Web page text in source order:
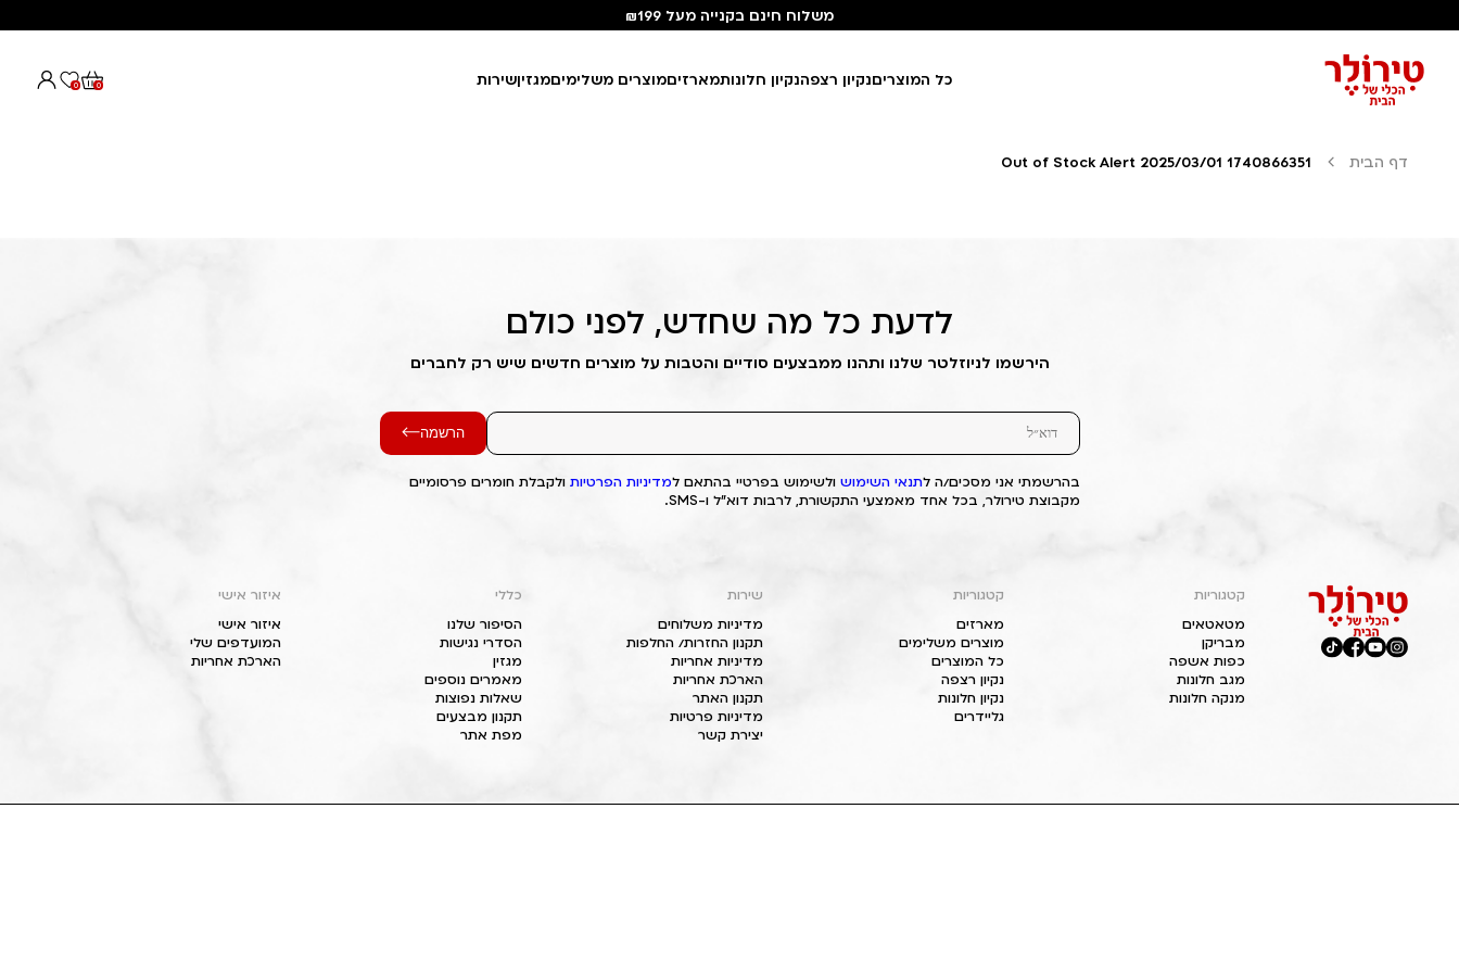
משלוח חינם בקנייה מעל ₪199
כל המוצריםנקיון רצפהנקיון חלונותמארזיםמוצרים משלימיםמגזיןשירות 0
0
דף הבית Out of Stock Alert 2025/03/01 1740866351
לדעת כל מה שחדש, לפני כולם
הירשמו לניוזלטר שלנו ותהנו ממבצעים סודיים והטבות על מוצרים חדשים שיש רק לחברים
הרשמה
בהרשמתי אני מסכים/ה לתנאי השימוש ולשימוש בפרטיי בהתאם למדיניות הפרטיות ולקבלת חומרים פרסומיים
מקבוצת טירולר, בכל אחד מאמצעי התקשורת, לרבות דוא"ל ו-SMS.
קטגוריות
מטאטאים
מבריקן
כפות אשפה
מגב חלונות
מנקה חלונות
קטגוריות
מארזים
מוצרים משלימים
כל המוצרים
נקיון רצפה
נקיון חלונות
גליידרים
שירות
מדיניות משלוחים
תקנון החזרות/ החלפות
מדיניות אחריות
הארכת אחריות
תקנון האתר
מדיניות פרטיות
יצירת קשר
כללי
הסיפור שלנו
הסדרי נגישות
מגזין
מאמרים נוספים
שאלות נפוצות
תקנון מבצעים
מפת אתר
איזור אישי
איזור אישי
המועדפים שלי
הארכת אחריות